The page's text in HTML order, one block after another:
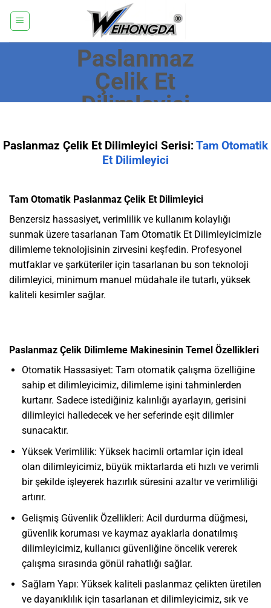
Paslanmaz
Çelik Et
Dilimleyici
Paslanmaz Çelik Et Dilimleyici Serisi:Tam Otomatik
Et Dilimleyici
Tam Otomatik Paslanmaz Çelik Et Dilimleyici
Benzersiz hassasiyet, verimlilik ve kullanım kolaylığı
sunmak üzere tasarlanan Tam Otomatik Et Dilimleyicimizle
dilimleme teknolojisinin zirvesini keşfedin. Profesyonel
mutfaklar ve şarküteriler için tasarlanan bu son teknoloji
dilimleyici, minimum manuel müdahale ile tutarlı, yüksek
kaliteli kesimler sağlar.
Paslanmaz Çelik Dilimleme Makinesinin Temel Özellikleri
Otomatik Hassasiyet: Tam otomatik çalışma özelliğine
sahip et dilimleyicimiz, dilimleme işini tahminlerden
kurtarır. Sadece istediğiniz kalınlığı ayarlayın, gerisini
dilimleyici halledecek ve her seferinde eşit dilimler
sunacaktır.
Yüksek Verimlilik: Yüksek hacimli ortamlar için ideal
olan dilimleyicimiz, büyük miktarlarda eti hızlı ve verimli
bir şekilde işleyerek hazırlık süresini azaltır ve verimliliği
artırır.
Gelişmiş Güvenlik Özellikleri: Acil durdurma düğmesi,
güvenlik koruması ve kaymaz ayaklarla donatılmış
dilimleyicimiz, kullanıcı güvenliğine öncelik vererek
çalışma sırasında gönül rahatlığı sağlar.
Sağlam Yapı: Yüksek kaliteli paslanmaz çelikten üretilen
ve dayanıklılık için tasarlanan et dilimleyicimiz, sık ve